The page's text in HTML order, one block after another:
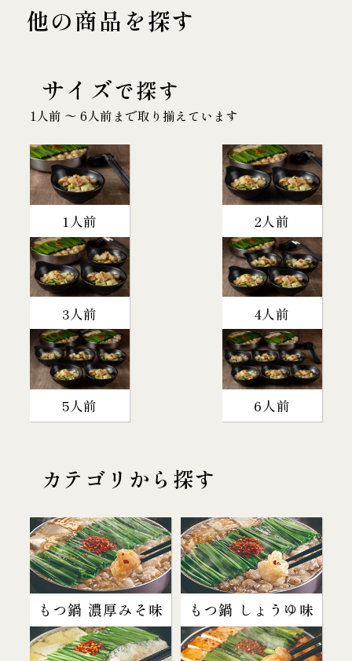
他の商品を探す
サイズで探す
1人前 〜 6人前まで取り揃えています
1人前 2人前
3人前 4人前
5人前 6人前
カテゴリから探す
もつ鍋 濃厚みそ味 もつ鍋 しょうゆ味